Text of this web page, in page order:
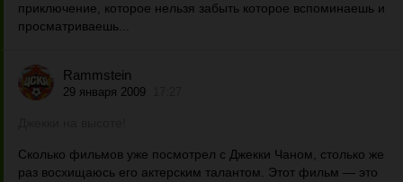
приключение, которое нельзя забыть которое вспоминаешь и
просматриваешь...
Rammstein
29 января 2009
Сколько фильмов уже посмотрел с Джекки Чаном, столько же
раз восхищаюсь его актерским талантом. Этот фильм — это